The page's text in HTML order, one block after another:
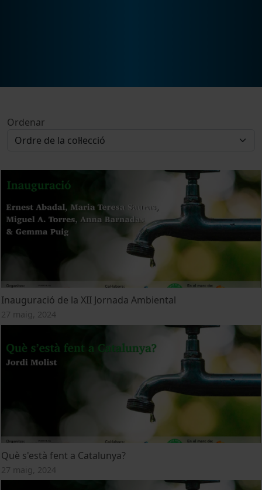
Ordenar
Inauguració de la XII Jornada Ambiental
27 maig, 2024
Què s'està fent a Catalunya?
27 maig, 2024